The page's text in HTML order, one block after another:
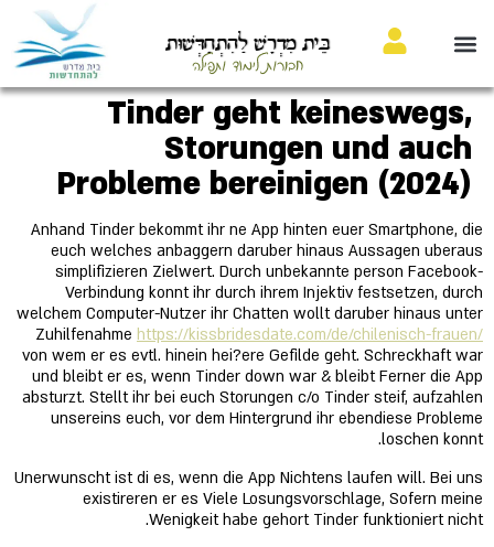
בֵּית מִדְרָשׁ לַהִתְחַדְּשׁוּת
חבורות לימוד ותפילה
Tinder geht keineswegs,
Storungen und auch
Probleme bereinigen (2024)
Anhand Tinder bekommt ihr ne App hinten euer Smartphone, die
euch welches anbaggern daruber hinaus Aussagen uberaus
simplifizieren Zielwert. Durch unbekannte person Facebook-
Verbindung konnt ihr durch ihrem Injektiv festsetzen, durch
welchem Computer-Nutzer ihr Chatten wollt daruber hinaus unter
Zuhilfenahme https://kissbridesdate.com/de/chilenisch-frauen/
von wem er es evtl. hinein hei?ere Gefilde geht. Schreckhaft war
und bleibt er es, wenn Tinder down war & bleibt Ferner die App
absturzt. Stellt ihr bei euch Storungen c/o Tinder steif, aufzahlen
unsereins euch, vor dem Hintergrund ihr ebendiese Probleme
loschen konnt.
Unerwunscht ist di es, wenn die App Nichtens laufen will. Bei uns
existireren er es Viele Losungsvorschlage, Sofern meine
Wenigkeit habe gehort Tinder funktioniert nicht.